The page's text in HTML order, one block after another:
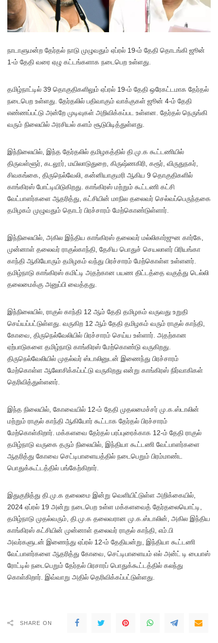
நாடாளுமன்ற தேர்தல் நாடு முழுவதும் ஏப்ரல் 19-ம் தேதி தொடங்கி ஜூன்
1-ம் தேதி வரை ஏழு கட்டங்களாக நடைபெற உள்ளது.
தமிழ்நாட்டில் 39 தொகுதிகளிலும் ஏப்ரல் 19-ம் தேதி ஒரேகட்டமாக தேர்தல்
நடைபெற உள்ளது. தேர்தலில் பதிவாகும் வாக்குகள் ஜூன் 4-ம் தேதி
எண்ணப்பட்டு அன்றே முடிவுகள் அறிவிக்கப்பட உள்ளன. தேர்தல் நெருங்கி
வரும் நிலையில் அரசியல் களம் சூடுபிடித்துள்ளது.
இந்நிலையில், இந்த தேர்தலில் தமிழகத்தில் தி.மு.க கூட்டணியில்
திருவள்ளூர், கடலூர், மயிலாடுதுறை, கிருஷ்ணகிரி, கரூர், விருதுநகர்,
சிவகங்கை, திருநெல்வேலி, கன்னியாகுமரி ஆகிய 9 தொகுதிகளில்
காங்கிரஸ் போட்டியிடுகிறது. காங்கிரஸ் மற்றும் கூட்டணி கட்சி
வேட்பாளர்களை ஆதரித்து, கட்சியின் மாநில தலைவர் செல்வப்பெருந்தகை
தமிழகம் முழுவதும் தொடர் பிரச்சாரம் மேற்கொண்டுள்ளார்.
இந்நிலையில், அகில இந்திய காங்கிரஸ் தலைவர் மல்லிகார்ஜுன கார்கே,
முன்னாள் தலைவர் ராகுல்காந்தி, தேசிய பொதுச் செயலாளர் பிரியங்கா
காந்தி ஆகியோரும் தமிழகம் வந்து பிரச்சாரம் மேற்கொள்ள உள்ளனர்.
தமிழ்நாடு காங்கிரஸ் கமிட்டி அதற்கான பயண திட்டத்தை வகுத்து டெல்லி
தலைமைக்கு அனுப்பி வைத்தது.
இந்நிலையில், ராகுல் காந்தி 12 ஆம் தேதி தமிழகம் வருவது உறுதி
செய்யப்பட்டுள்ளது. வருகிற 12 ஆம் தேதி தமிழகம் வரும் ராகுல் காந்தி,
கோவை, திருநெல்வேலியில் பிரச்சாரம் செய்ய உள்ளார். அதற்கான
ஏற்பாடுகளை தமிழ்நாடு காங்கிரஸ் மேற்கொண்டு வருகிறது.
திருநெல்வேலியில் முதல்வர் ஸ்டாலினுடன் இணைந்து பிரச்சாரம்
மேற்கொள்ள ஆலோசிக்கப்பட்டு வருகிறது என்று காங்கிரஸ் நிர்வாகிகள்
தெரிவித்துள்ளனர்.
இந்த நிலையில், கோவையில் 12-ம் தேதி முதலமைச்சர் மு.க.ஸ்டாலின்
மற்றும் ராகுல் காந்தி ஆகியோர் கூட்டாக தேர்தல் பிரச்சாரம்
மேற்கொள்கிறார். மக்களவை தேர்தல் பரப்புரைக்காக 12-ம் தேதி ராகுல்
தமிழ்நாடு வருகை தரும் நிலையில், இந்தியா கூட்டணி வேட்பாளர்களை
ஆதரித்து கோவை செட்டிபாளையத்தில் நடைபெறும் பிரம்மாண்ட
பொதுக்கூட்டத்தில் பங்கேற்கிறார்.
இதுகுறித்து தி.மு.க தலைமை இன்று வெளியிட்டுள்ள அறிக்கையில்,
2024 ஏப்ரல் 19 அன்று நடைபெற உள்ள மக்களவைத் தேர்தலையொட்டி,
தமிழ்நாடு முதல்வரும், தி.மு.க தலைவரான மு.க.ஸ்டாலின், அகில இந்திய
காங்கிரஸ் கட்சியின் முன்னாள் தலைவர் ராகுல் காந்தி, எம்.பி
அவர்களுடன் இணைந்து ஏப்ரல் 12-ம் தேதியன்று, இந்தியா கூட்டணி
வேட்பாளர்களை ஆதரித்து கோவை, செட்டிபாளையம் எல் அன்ட் டி பைபாஸ்
ரோட்டில் நடைபெறும் தேர்தல் பிரசாரப் பொதுக்கூட்டத்தில் கலந்து
கொள்கிறார். இவ்வாறு அதில் தெரிவிக்கப்பட்டுள்ளது.
SHARE ON